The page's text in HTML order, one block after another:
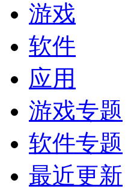
游戏
软件
应用
游戏专题
软件专题
最近更新